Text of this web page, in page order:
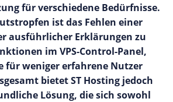
für verschiedene Bedürfnisse.
ist das Fehlen einer
ausführlicher Erklärungen zu
im VPS-Control-Panel,
für weniger erfahrene Nutzer
bietet ST Hosting jedoch
Lösung, die sich sowohl